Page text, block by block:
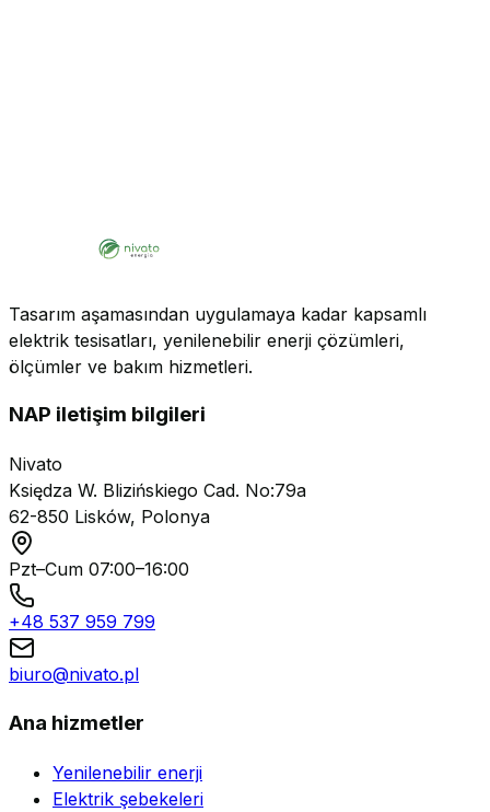
Tasarım aşamasından uygulamaya kadar kapsamlı
elektrik tesisatları, yenilenebilir enerji çözümleri,
ölçümler ve bakım hizmetleri.
NAP iletişim bilgileri
Nivato
Księdza W. Blizińskiego Cad. No:79a
62-850 Lisków, Polonya
Pzt–Cum 07:00–16:00
+48 537 959 799
biuro@nivato.pl
Ana hizmetler
Yenilenebilir enerji
Elektrik şebekeleri